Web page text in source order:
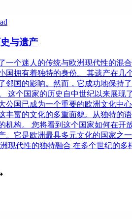
与遗产
一个迷人的传统与欧洲现代性的混
国拥有着独特的身份。 其遗产在几
邻国的影响。然而，它成功地保持
这个国家的历史自中世纪以来展现
公国已成为一个重要的欧洲文化中
丰富的文化的多重面貌。从独特的
机构。 您将看到这个国家如何在开
。它是欧洲最具多元文化的国家之
现代性的独特融合 在多个世纪的多